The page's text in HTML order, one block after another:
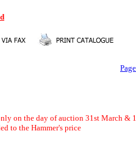
on the day of auction 31st March &
to the Hammer's price